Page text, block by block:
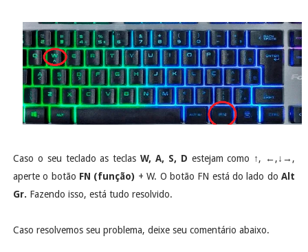
Caso o seu teclado as teclasW, A, S, D estejam como ↑, ←,↓→,
aperte o botão FN (função) + W. O botão FN está do lado doAlt
Gr. Fazendo isso, está tudo resolvido.
Caso resolvemos seu problema, deixe seu comentário abaixo.